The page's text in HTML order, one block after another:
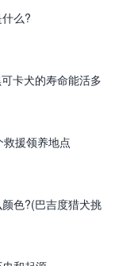
么?
卡犬的寿命能活多
援领养地点
色?(巴吉度猎犬挑